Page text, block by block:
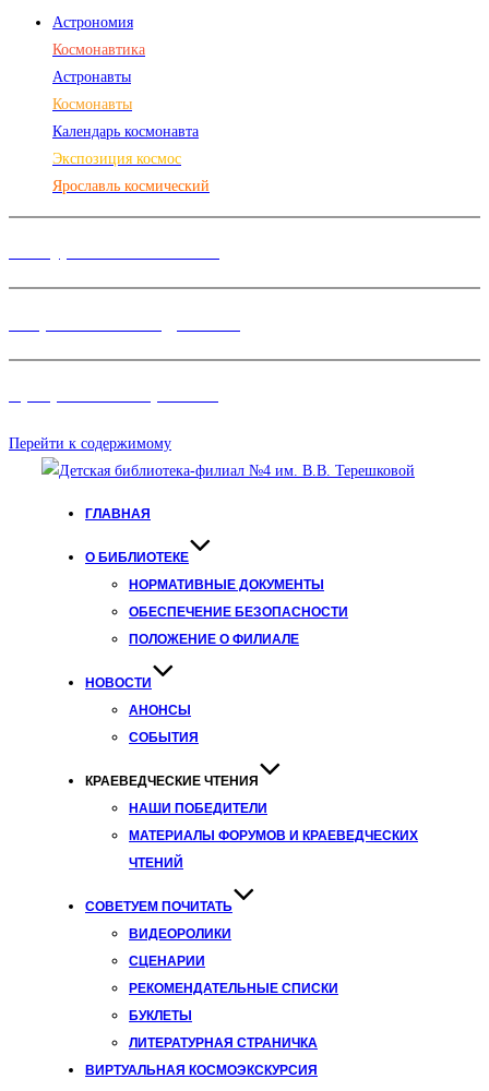
Астрономия
Космонавтика
Астронавты
Космонавты
Календарь космонавта
Экспозиция космос
Ярославль космический
Перейти к содержимому
ГЛАВНАЯ
О БИБЛИОТЕКЕ
НОРМАТИВНЫЕ ДОКУМЕНТЫ
ОБЕСПЕЧЕНИЕ БЕЗОПАСНОСТИ
ПОЛОЖЕНИЕ О ФИЛИАЛЕ
НОВОСТИ
АНОНСЫ
СОБЫТИЯ
КРАЕВЕДЧЕСКИЕ ЧТЕНИЯ
НАШИ ПОБЕДИТЕЛИ
МАТЕРИАЛЫ ФОРУМОВ И КРАЕВЕДЧЕСКИХ
ЧТЕНИЙ
СОВЕТУЕМ ПОЧИТАТЬ
ВИДЕОРОЛИКИ
СЦЕНАРИИ
РЕКОМЕНДАТЕЛЬНЫЕ СПИСКИ
БУКЛЕТЫ
ЛИТЕРАТУРНАЯ СТРАНИЧКА
ВИРТУАЛЬНАЯ КОСМОЭКСКУРСИЯ